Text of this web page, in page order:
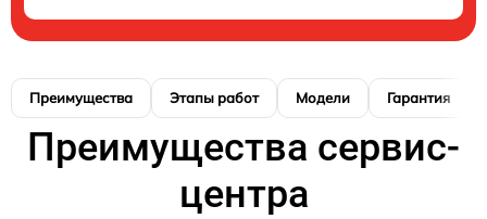
Преимущества Этапы работ Модели Гарантия
Преимущества сервис-
центра